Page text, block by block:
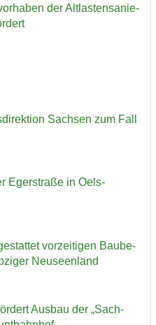
der Alt­las­ten­sa­nie­
Sach­sen zum Fall
Eger­stra­ße in Oels­
vor­zei­ti­gen Bau­be­
Neu­seen­land
Aus­bau der „Sach­